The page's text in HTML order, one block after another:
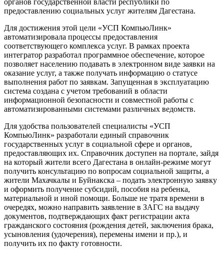
предоставлению социальных услуг жителям Дагестана.
Для достижения этой цели «УСП КомпьюЛинк»
автоматизировала процессы предоставления
соответствующего комплекса услуг. В рамках проекта
интегратор разработал программное обеспечение, которое
позволяет населению подавать в электронном виде заявки на
оказание услуг, а также получать информацию о статусе
выполнения работ по заявкам. Запущенная в эксплуатацию
система создана с учетом требований в области
информационной безопасности и совместной работы с
автоматизированными системами различных ведомств.
Для удобства пользователей специалисты «УСП
КомпьюЛинк» разработали единый справочник
государственных услуг в социальной сфере и органов,
предоставляющих их. Справочник доступен на портале, зайдя
на который жители всего Дагестана в онлайн-режиме могут
получить консультацию по вопросам социальной защиты, а
жители Махачкалы и Буйнакска – подать электронную заявку
и оформить получение субсидий, пособия на ребенка,
материальной и иной помощи. Больше не тратя времени в
очередях, можно направить заявление в ЗАГС на выдачу
документов, подтверждающих факт регистрации акта
гражданского состояния (рождения детей, заключения брака,
усыновления (удочерения), перемены имени и пр.), и
получить их по факту готовности.